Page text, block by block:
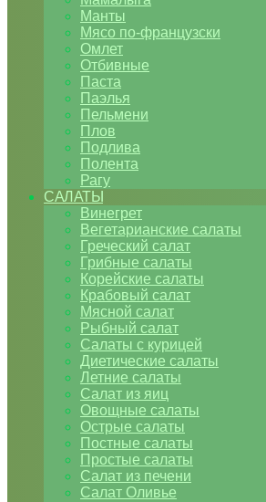
Манты
Мясо по-французски
Омлет
Отбивные
Паста
Паэлья
Пельмени
Плов
Подлива
Полента
Рагу
САЛАТЫ
Винегрет
Вегетарианские салаты
Греческий салат
Грибные салаты
Корейские салаты
Крабовый салат
Мясной салат
Рыбный салат
Салаты с курицей
Диетические салаты
Летние салаты
Салат из яиц
Овощные салаты
Острые салаты
Постные салаты
Простые салаты
Салат из печени
Салат Оливье